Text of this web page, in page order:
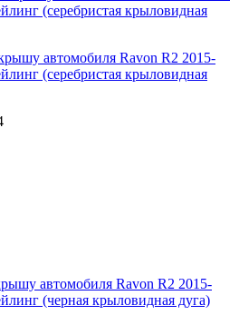
автомобиля Ravon R2 2015-
(серебристая крыловидная